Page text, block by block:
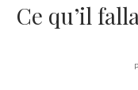
Ce qu’il